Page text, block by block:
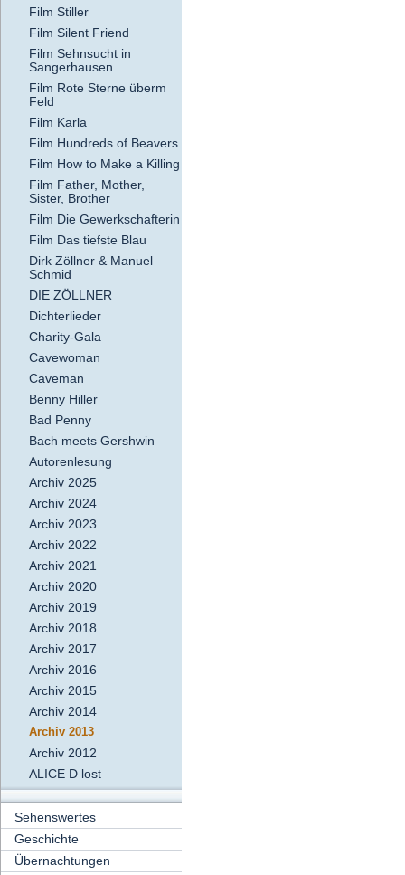
Film Stiller
Film Silent Friend
Film Sehnsucht in
Sangerhausen
Film Rote Sterne überm
Feld
Film Karla
Film Hundreds of Beavers
Film How to Make a Killing
Film Father, Mother,
Sister, Brother
Film Die Gewerkschafterin
Film Das tiefste Blau
Dirk Zöllner & Manuel
Schmid
DIE ZÖLLNER
Dichterlieder
Charity-Gala
Cavewoman
Caveman
Benny Hiller
Bad Penny
Bach meets Gershwin
Autorenlesung
Archiv 2025
Archiv 2024
Archiv 2023
Archiv 2022
Archiv 2021
Archiv 2020
Archiv 2019
Archiv 2018
Archiv 2017
Archiv 2016
Archiv 2015
Archiv 2014
Archiv 2013
Archiv 2012
ALICE D lost
Sehenswertes
Geschichte
Übernachtungen